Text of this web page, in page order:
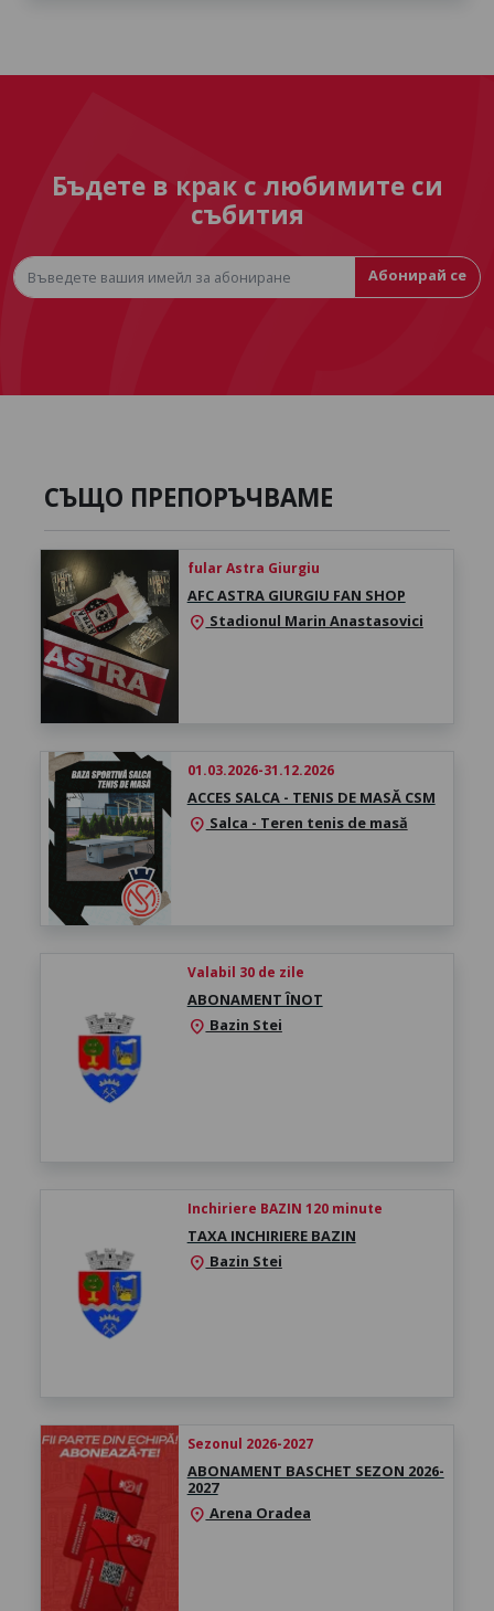
Бъдете в крак с любимите си
събития
Абонирай се
СЪЩО ПРЕПОРЪЧВАМЕ
fular Astra Giurgiu
AFC ASTRA GIURGIU FAN SHOP
location_on Stadionul Marin Anastasovici
01.03.2026-31.12.2026
ACCES SALCA - TENIS DE MASĂ CSM
location_on Salca - Teren tenis de masă
Valabil 30 de zile
ABONAMENT ÎNOT
location_on Bazin Stei
Inchiriere BAZIN 120 minute
TAXA INCHIRIERE BAZIN
location_on Bazin Stei
Sezonul 2026-2027
ABONAMENT BASCHET SEZON 2026-
2027
location_onArena Oradea